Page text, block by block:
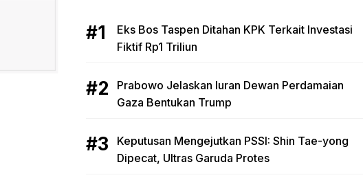
Eks Bos Taspen Ditahan KPK Terkait Investasi
Fiktif Rp1 Triliun
Prabowo Jelaskan Iuran Dewan Perdamaian
Gaza Bentukan Trump
Keputusan Mengejutkan PSSI: Shin Tae-yong
Dipecat, Ultras Garuda Protes